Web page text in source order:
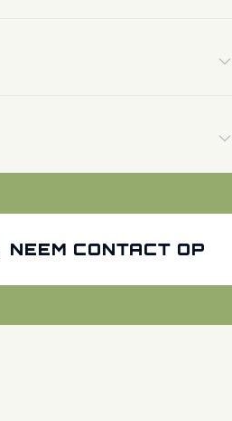
NEEM CONTACT OP